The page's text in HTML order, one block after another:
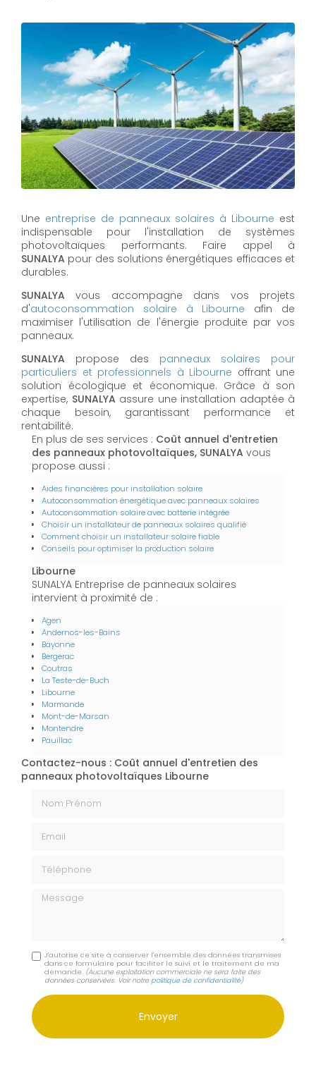
Une entreprise de panneaux solaires à Libourne est
indispensable pour l'installation de systèmes
photovoltaïques performants. Faire appel à
SUNALYA pour des solutions énergétiques efficaces et
durables.
SUNALYA vous accompagne dans vos projets
d'autoconsommation solaire à Libourne afin de
maximiser l'utilisation de l'énergie produite par vos
panneaux.
SUNALYA propose des panneaux solaires pour
particuliers et professionnels à Libourne offrant une
solution écologique et économique. Grâce à son
expertise, SUNALYA assure une installation adaptée à
chaque besoin, garantissant performance et
rentabilité.
En plus de ses services : Coût annuel d'entretien
des panneaux photovoltaïques, SUNALYA vous
propose aussi :
Aides financières pour installation solaire
Autoconsommation énergétique avec panneaux solaires
Autoconsommation solaire avec batterie intégrée
Choisir un installateur de panneaux solaires qualifié
Comment choisir un installateur solaire fiable
Conseils pour optimiser la production solaire
Libourne
SUNALYA Entreprise de panneaux solaires
intervient à proximité de :
Agen
Andernos-les-Bains
Bayonne
Bergerac
Coutras
La Teste-de-Buch
Libourne
Marmande
Mont-de-Marsan
Montendre
Pauillac
Contactez-nous : Coût annuel d'entretien des
panneaux photovoltaïques Libourne
Message
J'autorise ce site à conserver l'ensemble des données transmises
dans ce formulaire pour faciliter le suivi et le traitement de ma
demande. (Aucune exploitation commerciale ne sera faite des
données conservées. Voir notre politique de confidentialité)